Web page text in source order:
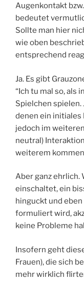
Augenkontakt
bedeutet
Sollte man hier
wie oben
entsprechend
Ja. Es gibt
“Ich tu mal so, als
Spielchen spielen.
denen ein initiales
jedoch im
neutral)
weiterem
Aber ganz ehrlich.
einschaltet, ein
hinguckt und eben
formuliert wird,
keine Probleme
Insofern geht
Frauen), die sich
mehr wirklich